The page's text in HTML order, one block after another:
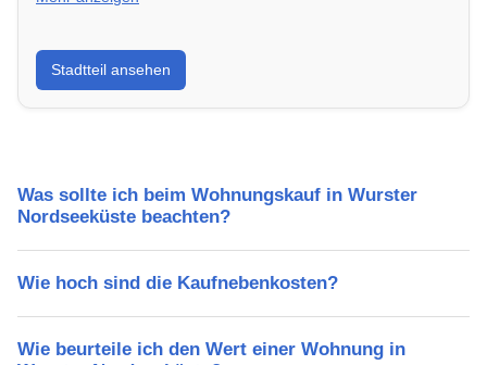
Erfahre mehr über deinen Stadtteil in Wurster
Nordseeküste: Lebensqualität, Verkehrsanbindung,
Schulen, Freizeitmöglichkeiten und Mietpreise.
Stadtteil ansehen
Was sollte ich beim Wohnungskauf in Wurster
Nordseeküste beachten?
Wie hoch sind die Kaufnebenkosten?
Wie beurteile ich den Wert einer Wohnung in